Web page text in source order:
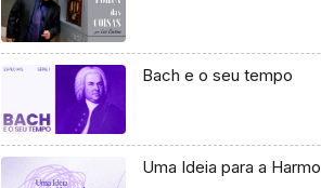
Bach e o seu tempo
Uma Ideia para a